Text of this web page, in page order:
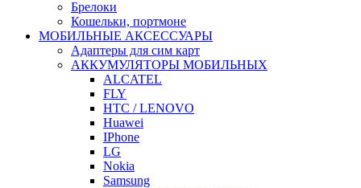
Брелоки
Кошельки, портмоне
МОБИЛЬНЫЕ АКСЕССУАРЫ
Адаптеры для сим карт
АККУМУЛЯТОРЫ МОБИЛЬНЫХ
ALCATEL
FLY
HTC / LENOVO
Huawei
IPhone
LG
Nokia
Samsung